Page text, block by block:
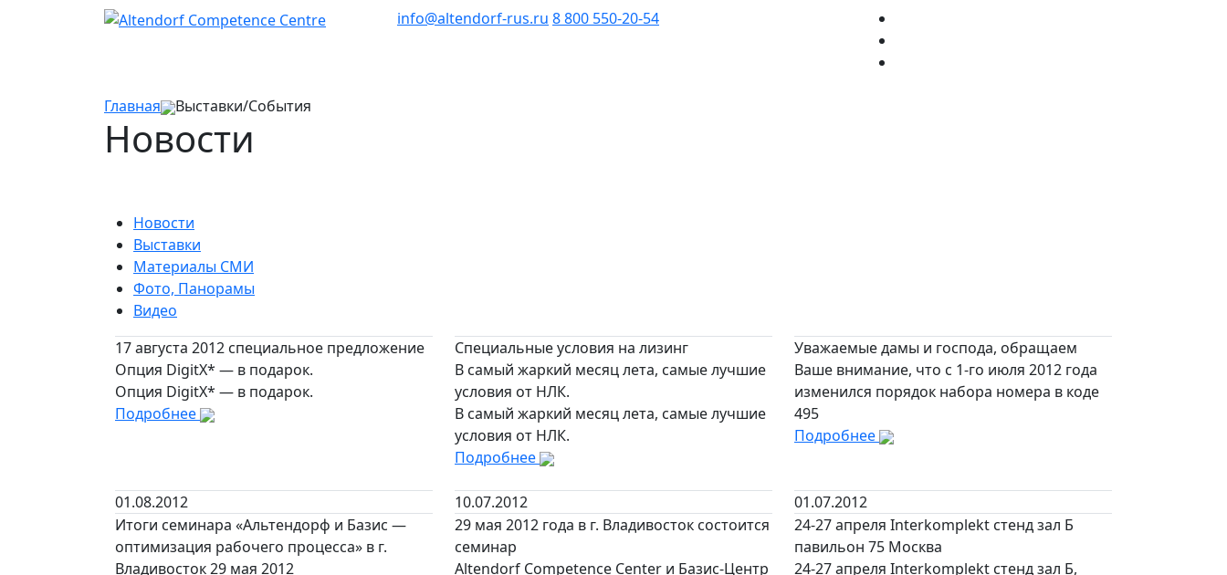
info@altendorf-rus.ru 8 800 550-20-54
Главная Выставки/События
Новости
Новости
Выставки
Материалы СМИ
Фото, Панорамы
Видео
17 августа 2012 специальное предложение
Опция DigitX* — в подарок.
Опция DigitX* — в подарок.
Подробнее
01.08.2012
Специальные условия на лизинг
В самый жаркий месяц лета, самые лучшие
условия от НЛК.
В самый жаркий месяц лета, самые лучшие
условия от НЛК.
Подробнее
10.07.2012
Уважаемые дамы и господа, обращаем
Ваше внимание, что с 1-го июля 2012 года
изменился порядок набора номера в коде
495
Подробнее
01.07.2012
Итоги семинара «Альтендорф и Базис —
оптимизация рабочего процесса» в г.
Владивосток 29 мая 2012
29 мая 2012 года в г. Владивосток состоится
семинар
Altendorf Competence Center и Базис-Центр
24-27 апреля Interkomplekt стенд зал Б
павильон 75 Москва
24-27 апреля Interkomplekt стенд зал Б,